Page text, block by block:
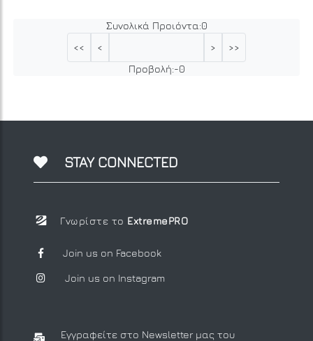
Συνολικά Προιόντα:0
<<
< >
>>
Προβολή:-0
STAY CONNECTED
Γνωρίστε το ExtremePRO
Join us on Facebook
Join us on Instagram
Εγγραφείτε στο Newsletter μας του